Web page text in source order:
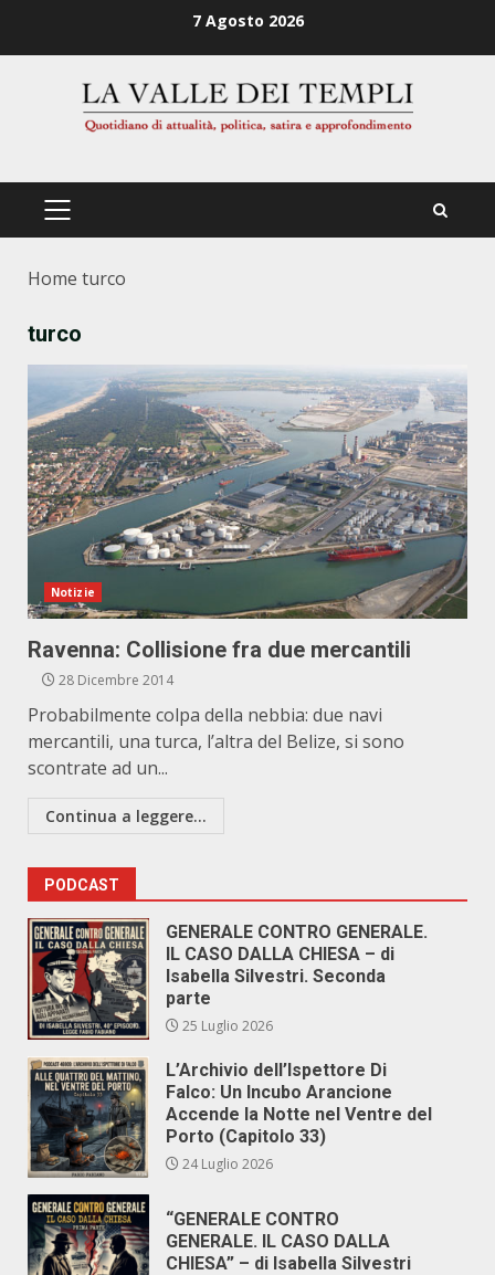
7 Agosto 2026
PRIMÄRES
Home turco
turco
Notizie
Ravenna: Collisione fra due mercantili
28 Dicembre 2014
Probabilmente colpa della nebbia: due navi
mercantili, una turca, l’altra del Belize, si sono
scontrate ad un...
Continua a leggere...
PODCAST
GENERALE CONTRO GENERALE.
IL CASO DALLA CHIESA – di
Isabella Silvestri. Seconda
parte
25 Luglio 2026
L’Archivio dell’Ispettore Di
Falco: Un Incubo Arancione
Accende la Notte nel Ventre del
Porto (Capitolo 33)
24 Luglio 2026
“GENERALE CONTRO
GENERALE. IL CASO DALLA
CHIESA” – di Isabella Silvestri